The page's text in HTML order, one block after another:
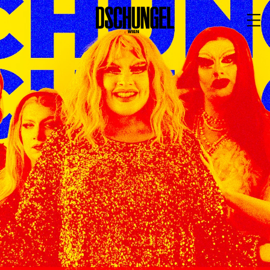
BARRIEREFREI
PROGRAMM
Spielplan
Vorstellungen
Festivals
Wild & Schön Festival
Gastspiele
Extras
Available for Touring
Archiv
MITSPIELEN